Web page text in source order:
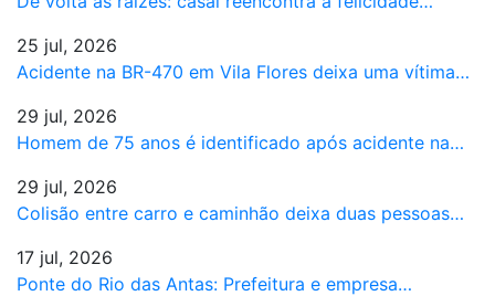
25 jul, 2026
Acidente na BR-470 em Vila Flores deixa uma vítima…
29 jul, 2026
Homem de 75 anos é identificado após acidente na…
29 jul, 2026
Colisão entre carro e caminhão deixa duas pessoas…
17 jul, 2026
Ponte do Rio das Antas: Prefeitura e empresa…